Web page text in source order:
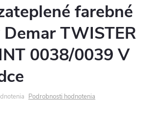
farebné
TWISTER
0038/0039 V
Podrobnosti hodnotenia